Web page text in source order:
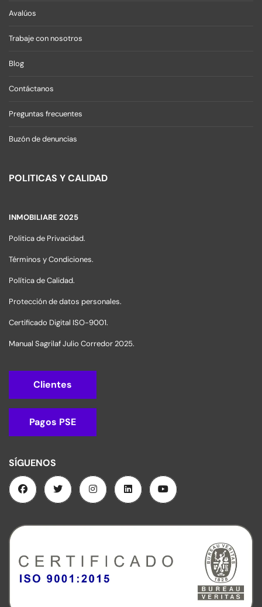
Avalúos
Trabaje con nosotros
Blog
Contáctanos
Preguntas frecuentes
Buzón de denuncias
POLITICAS Y CALIDAD
INMOBILIARE 2025
Politica de Privacidad.
Términos y Condiciones.
Política de Calidad.
Protección de datos personales.
Certificado Digital ISO-9001.
Manual Sagrilaf Julio Corredor 2025.
Clientes
Pagos PSE
SÍGUENOS